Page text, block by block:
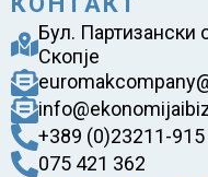
Бул. Партизански
Скопје
+389 (0)23211-915
075 421 362